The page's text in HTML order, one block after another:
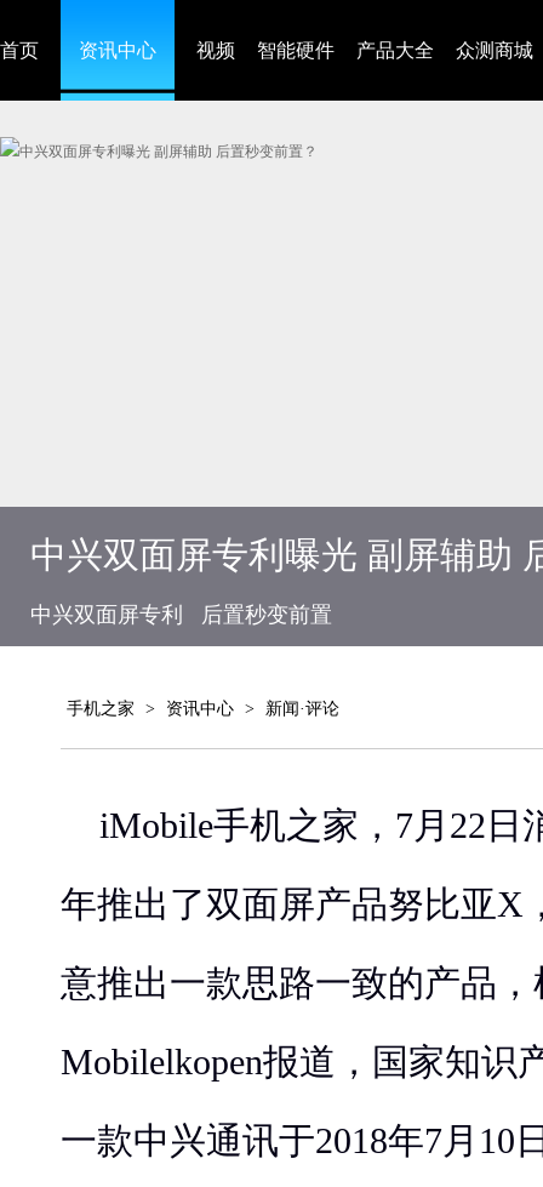
首页 资讯中心 视频 智能硬件 产品大全 众测商城
中兴双面屏专利曝光 副屏辅助
中兴双面屏专利 后置秒变前置
手机之家 > 资讯中心 > 新闻·评论
iMobile手机之家，7月22
年推出了双面屏产品努比亚X
意推出一款思路一致的产品
Mobilelkopen报道，国家知识
一款中兴通讯于2018年7月10